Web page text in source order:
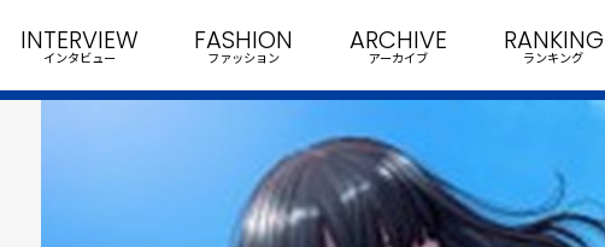
INTERVIEW
インタビュー
FASHION
ファッション
ARCHIVE
アーカイブ
RANKING
ランキング